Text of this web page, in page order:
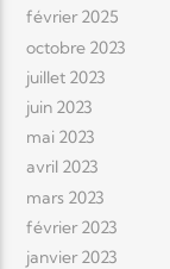
février 2025
octobre 2023
juillet 2023
juin 2023
mai 2023
avril 2023
mars 2023
février 2023
janvier 2023